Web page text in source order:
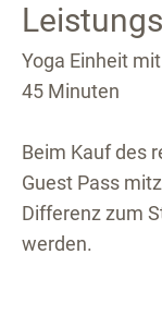
Yoga Einheit
45 Minuten
Beim Kauf des
Guest Pass
Differenz zum
werden.